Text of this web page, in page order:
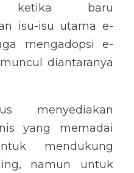
baru
isu-isu utama e-
mengadopsi e-
diantaranya
menyediakan
yang memadai
mendukung
namun untuk